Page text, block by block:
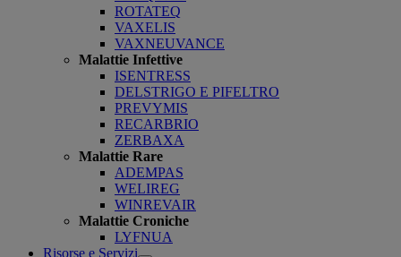
ROTATEQ
VAXELIS
VAXNEUVANCE
Malattie Infettive
ISENTRESS
DELSTRIGO E PIFELTRO
PREVYMIS
RECARBRIO
ZERBAXA
Malattie Rare
ADEMPAS
WELIREG
WINREVAIR
Malattie Croniche
LYFNUA
Risorse e Servizi